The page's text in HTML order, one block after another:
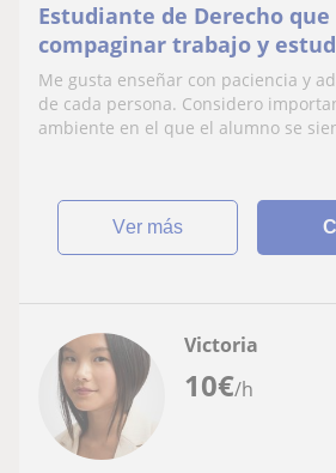
Estudiante de Derecho que
compaginar trabajo y
en la docencia, algo de
cuidando y educando
Me gusta enseñar con paciencia y
de cada persona. Considero
ambiente en el que el alumno se
ver más
10€/h
Victoria